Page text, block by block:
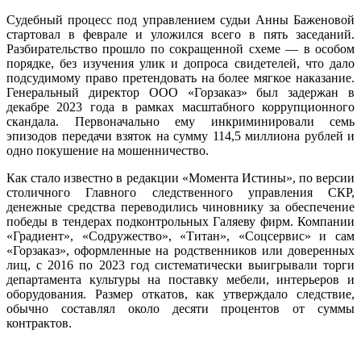
Судебный процесс под управлением судьи Анны Баженовой
стартовал в феврале и уложился всего в пять заседаний.
Разбирательство прошло по сокращенной схеме — в особом
порядке, без изучения улик и допроса свидетелей, что дало
подсудимому право претендовать на более мягкое наказание.
Генеральный директор ООО «Горзаказ» был задержан в
декабре 2023 года в рамках масштабного коррупционного
скандала. Первоначально ему инкриминировали семь
эпизодов передачи взяток на сумму 114,5 миллиона рублей и
одно покушение на мошенничество.
Как стало известно в редакции «Момента Истины», по версии
столичного Главного следственного управления СКР,
денежные средства переводились чиновнику за обеспечение
победы в тендерах подконтрольных Галяеву фирм. Компании
«Градиент», «Содружество», «Титан», «Соцсервис» и сам
«Горзаказ», оформленные на родственников или доверенных
лиц, с 2016 по 2023 год систематически выигрывали торги
департамента культуры на поставку мебели, интерьеров и
оборудования. Размер откатов, как утверждало следствие,
обычно составлял около десяти процентов от суммы
контрактов.